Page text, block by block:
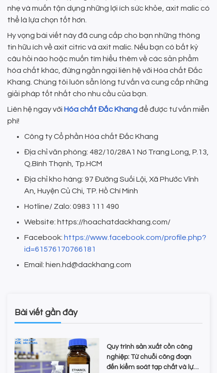
nhẹ và muốn tận dụng những lợi ích sức khỏe, axit malic có
thể là lựa chọn tốt hơn.
Hy vọng bài viết này đã cung cấp cho bạn những thông
tin hữu ích về axit citric và axit malic. Nếu bạn có bất kỳ
câu hỏi nào hoặc muốn tìm hiểu thêm về các sản phẩm
hóa chất khác, đừng ngần ngại liên hệ với Hóa chất Đắc
Khang. Chúng tôi luôn sẵn lòng tư vấn và cung cấp những
giải pháp tốt nhất cho nhu cầu của bạn.
Liên hệ ngay với Hóa chất Đắc Khangđể được tư vấn miễn
phí!
Công ty Cổ phần Hóa chất Đắc Khang
Địa chỉ văn phòng: 482/10/28A1 Nơ Trang Long, P.13,
Q.Bình Thạnh, Tp.HCM
Địa chỉ kho hàng: 97 Đường Suối Lội, Xã Phước Vĩnh
An, Huyện Củ Chi, TP. Hồ Chí Minh
Hotline/ Zalo: 0983 111 490
Website: https://hoachatdackhang.com/
Facebook: https://www.facebook.com/profile.php?
id=61576170766181
Email: hien.hd@dackhang.com
Bài viết gần đây
Quy trình sản xuất cồn công
nghiệp: Từ chuỗi công đoạn
đến kiểm soát tạp chất và lựa